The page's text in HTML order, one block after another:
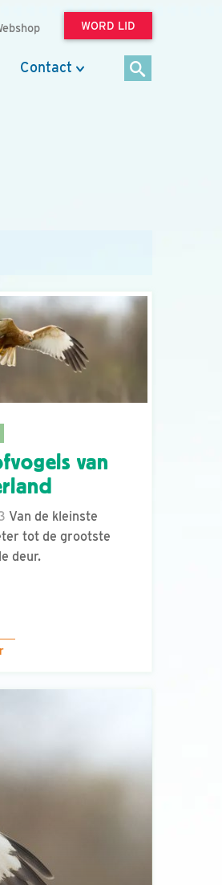
WORD LID
Contact
van
Van de kleinste
tot de grootste
deur.